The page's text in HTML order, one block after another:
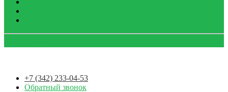
+7 (342) 233-04-53
Обратный звонок